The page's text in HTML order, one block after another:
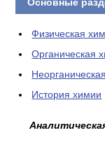
Физическая
Органическая
История химии